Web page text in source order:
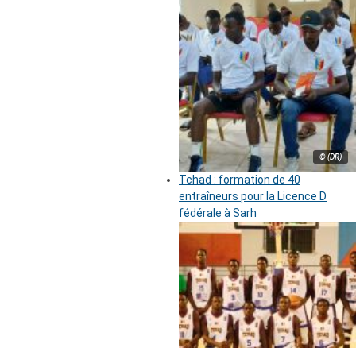
© (DR)
Tchad : formation de 40
entraîneurs pour la Licence D
fédérale à Sarh